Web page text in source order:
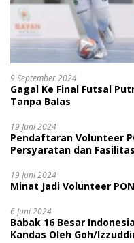
9 September 2024
Gagal Ke Final Futsal
Tanpa Balas
19 Juni 2024
Pendaftaran Volunteer
Persyaratan dan
19 Juni 2024
Minat Jadi Volunteer
6 Juni 2024
Babak 16 Besar
Kandas Oleh Goh/